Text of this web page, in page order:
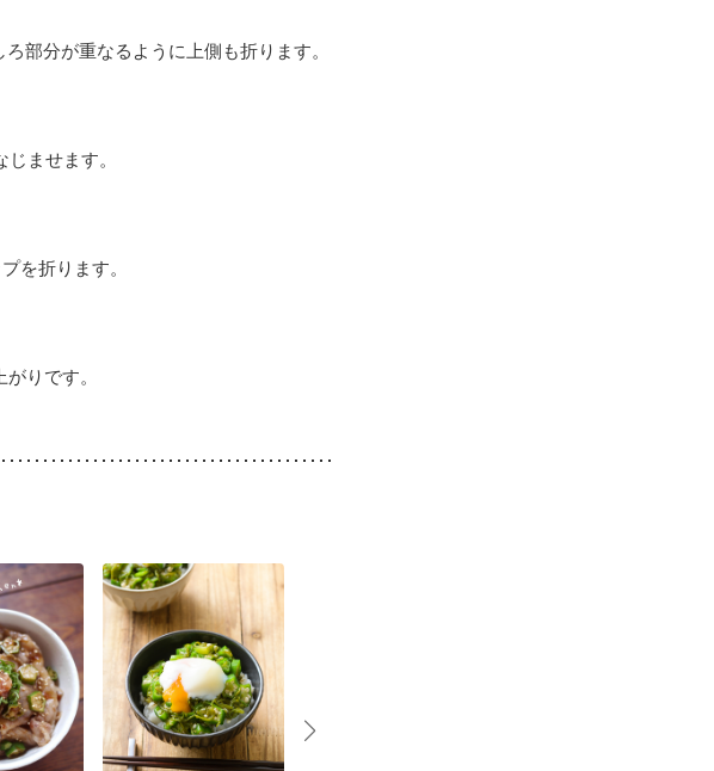
部分が重なるように上側も折ります。
ませます。
を折ります。
りです。